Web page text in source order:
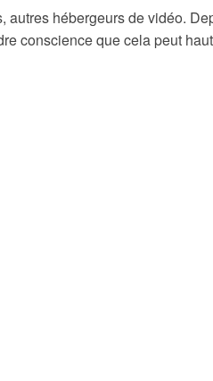
hébergeurs de vidéo.
conscience que cela peut